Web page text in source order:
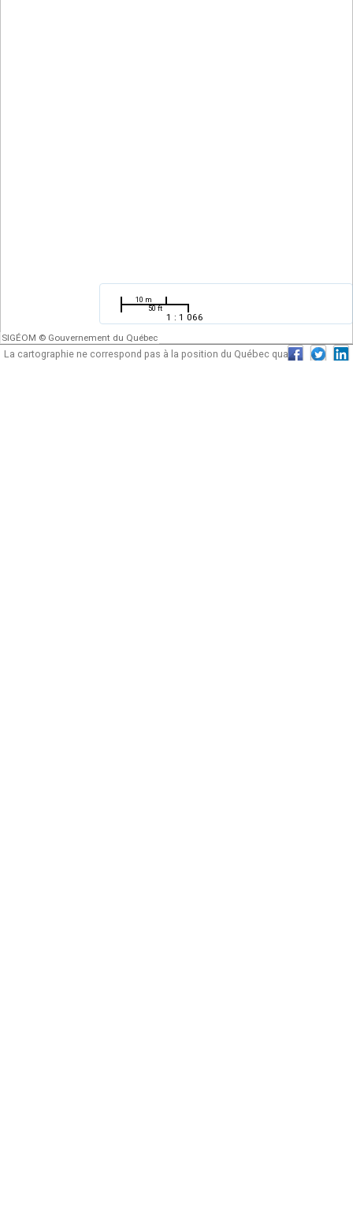
10 m
50 ft
1 : 1 066
SIGÉOM © Gouvernement du Québec
La cartographie ne correspond pas à la position du Québec quant au tracé de